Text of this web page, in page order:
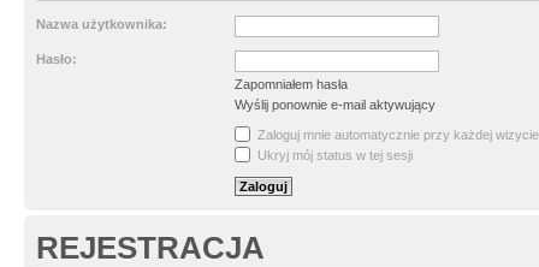
Nazwa użytkownika:
Hasło:
Zapomniałem hasła
Wyślij ponownie e-mail aktywujący
Zaloguj mnie automatycznie przy każdej wizycie
Ukryj mój status w tej sesji
REJESTRACJA